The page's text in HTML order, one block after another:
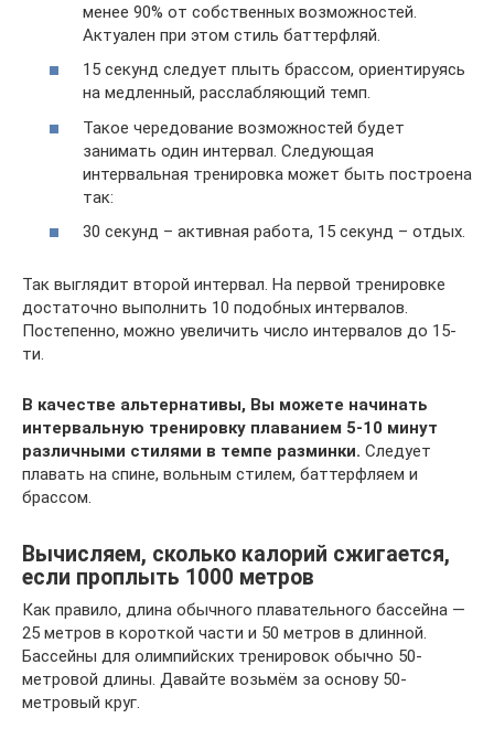
менее 90% от собственных возможностей.
Актуален при этом стиль баттерфляй.
15 секунд следует плыть брассом, ориентируясь
на медленный, расслабляющий темп.
Такое чередование возможностей будет
занимать один интервал. Следующая
интервальная тренировка может быть построена
так:
30 секунд – активная работа, 15 секунд – отдых.
Так выглядит второй интервал. На первой тренировке
достаточно выполнить 10 подобных интервалов.
Постепенно, можно увеличить число интервалов до 15-
ти.
В качестве альтернативы, Вы можете начинать
интервальную тренировку плаванием 5-10 минут
различными стилями в темпе разминки. Следует
плавать на спине, вольным стилем, баттерфляем и
брассом.
Вычисляем, сколько калорий сжигается,
если проплыть 1000 метров
Как правило, длина обычного плавательного бассейна —
25 метров в короткой части и 50 метров в длинной.
Бассейны для олимпийских тренировок обычно 50-
метровой длины. Давайте возьмём за основу 50-
метровый круг.